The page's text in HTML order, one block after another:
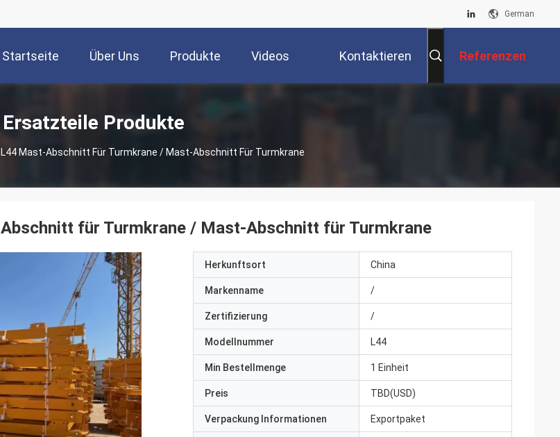
German
Startseite Über Uns Produkte Videos Kontaktieren Referenzen
Ersatzteile Produkte
L44 Mast-Abschnitt Für Turmkrane / Mast-Abschnitt Für Turmkrane
für Turmkrane / Mast-Abschnitt für Turmkrane
Herkunftsort China
Markenname /
Zertifizierung /
Modellnummer L44
Min Bestellmenge 1 Einheit
Preis TBD(USD)
Verpackung Informationen Exportpaket